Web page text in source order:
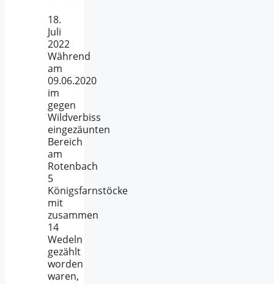
18.
Juli
2022
Während
am
09.06.2020
im
gegen
Wildverbiss
eingezäunten
Bereich
am
Rotenbach
5
Königsfarnstöcke
mit
zusammen
14
Wedeln
gezählt
worden
waren,